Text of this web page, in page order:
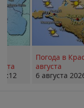
Погода в
августа
6 августа